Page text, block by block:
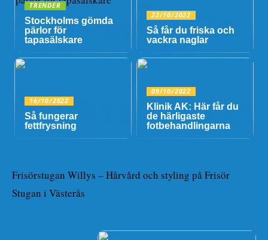
TRENDER
Stockholms gömda
pärlor för
tapasälskare
22/10/2022
Så får du friska och
vackra naglar
16/10/2022
Så fungerar
fettfrysning
09/10/2022
Klinik AK: Här får du
de härligaste
fotbehandlingarna
Frisörstugan Willys – Hårvård och styling på Frisör
Stugan i Västerås